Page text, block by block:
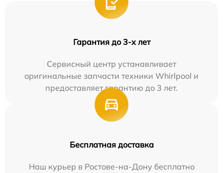
Гарантия до 3-х лет
Сервисный центр устанавливает
оригинальные запчасти техники Whirlpool и
предоставляет гарантию до 3 лет.
Бесплатная доставка
Наш курьер в Ростове-на-Дону бесплатно